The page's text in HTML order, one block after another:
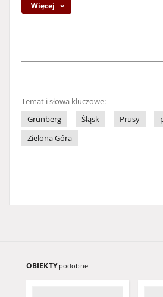
Więcej
Temat i słowa kluczowe:
Grünberg
Śląsk Prusy
Zielona Góra
OBIEKTY podobne